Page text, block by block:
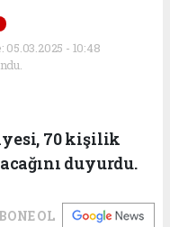
05.03.2025 - 10:48
70 kişilik
duyurdu.
OL